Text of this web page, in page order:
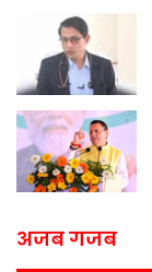
अजब गजब